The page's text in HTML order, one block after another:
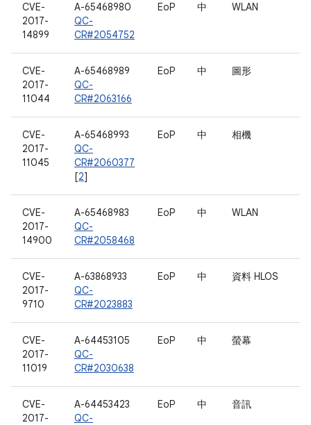
CVE-
2017-
14899
A-65468980
QC-
CR#2054752
EoP 中 WLAN
CVE-
2017-
11044
A-65468989
QC-
CR#2063166
EoP 中 圖形
CVE-
2017-
11045
A-65468993
QC-
CR#2060377
[2]
EoP 中 相機
CVE-
2017-
14900
A-65468983
QC-
CR#2058468
EoP 中 WLAN
CVE-
2017-
9710
A-63868933
QC-
CR#2023883
EoP 中 資料 HLOS
CVE-
2017-
11019
A-64453105
QC-
CR#2030638
EoP 中 螢幕
CVE-
2017-
A-64453423
QC-
EoP 中 音訊